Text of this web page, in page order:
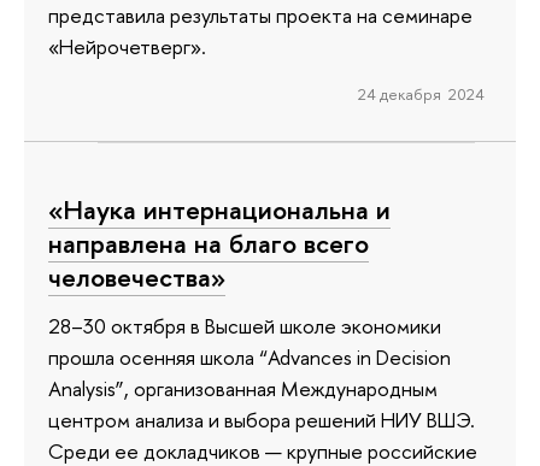
представила результаты проекта на семинаре
«Нейрочетверг».
24 декабря 2024
«Наука интернациональна и
направлена на благо всего
человечества»
28–30 октября в Высшей школе экономики
прошла осенняя школа “Advances in Decision
Analysis”, организованная Международным
центром анализа и выбора решений НИУ ВШЭ.
Среди ее докладчиков — крупные российские